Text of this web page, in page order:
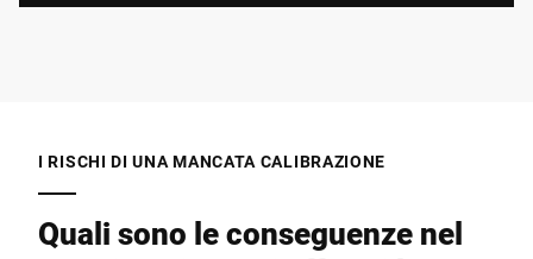
I RISCHI DI UNA MANCATA CALIBRAZIONE
Quali sono le conseguenze nel